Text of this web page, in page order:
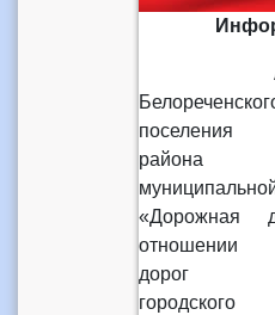
поселения
района
«Дорожная
отношении
дорог